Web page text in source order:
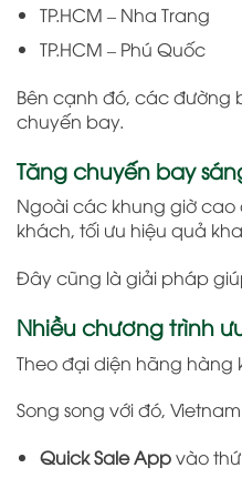
TP.HCM – Nha Trang
TP.HCM – Phú Quốc
Bên cạnh đó, các đường
chuyến bay.
Tăng chuyến bay
Ngoài các khung giờ cao
khách, tối ưu hiệu quả
Đây cũng là giải pháp
Nhiều chương trình
Theo đại diện hãng hàng
Song song với đó,
Quick Sale Appvào thứ